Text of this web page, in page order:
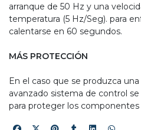
arranque de 50 Hz y una
temperatura (5 Hz/Seg). para
calentarse en 60 segundos.
MÁS PROTECCIÓN
En el caso que se produzca
avanzado sistema de control
para proteger los componentes